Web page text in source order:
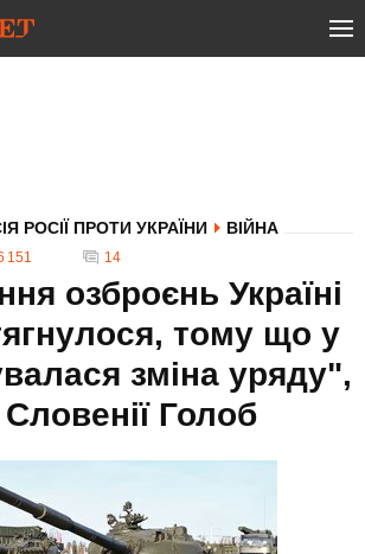
РОСІЇ ПРОТИ УКРАЇНИ ВІЙНА
151 14
озброєнь Україні
тому що у
зміна уряду",
Голоб